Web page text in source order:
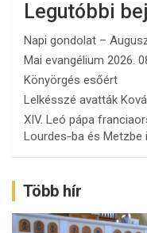
Legutóbbi
Napi gondolat –
Mai evangélium 2026.
Könyörgés esőért
Lelkésszé avatták
XIV. Leó pápa
Lourdes-ba és Metzbe
Több hír